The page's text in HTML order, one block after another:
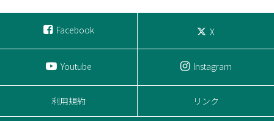
Facebook X
Youtube Instagram
利用規約 リンク